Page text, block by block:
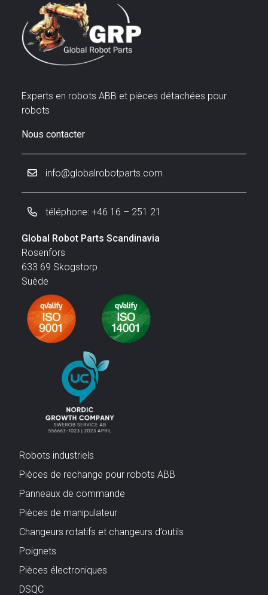
Experts en robots ABB et pièces détachées pour
robots
Nous contacter
info@globalrobotparts.com
téléphone: +46 16 – 251 21
Global Robot Parts Scandinavia
Rosenfors
633 69 Skogstorp
Suède
Robots industriels
Pièces de rechange pour robots ABB
Panneaux de commande
Pièces de manipulateur
Changeurs rotatifs et changeurs d’outils
Poignets
Pièces électroniques
DSQC